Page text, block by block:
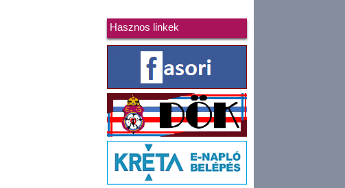
Hasznos linkek